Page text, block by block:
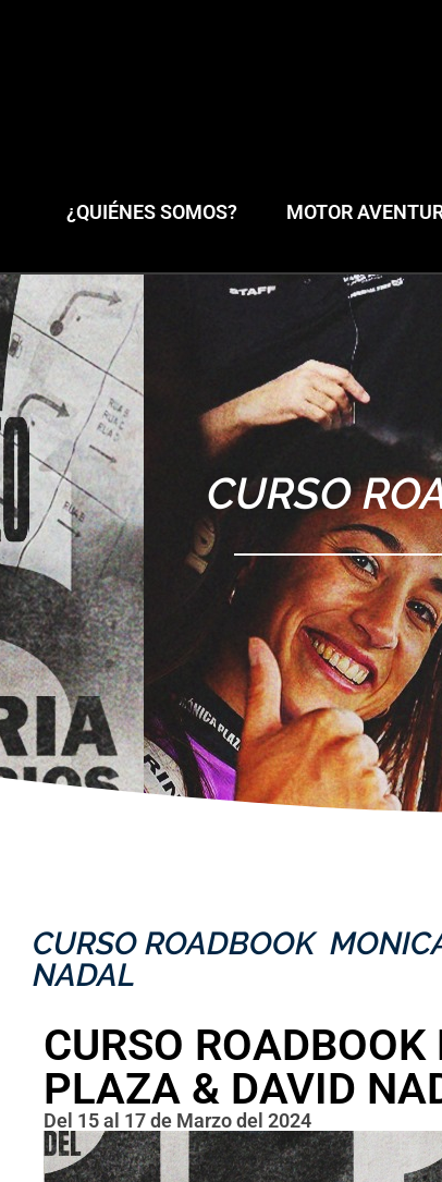
¿QUIÉNES SOMOS? MOTOR
CURSO
CURSO ROADBOOK
NADAL
CURSO
PLAZA & DAVID
Del 15 al 17 de Marzo del 2024